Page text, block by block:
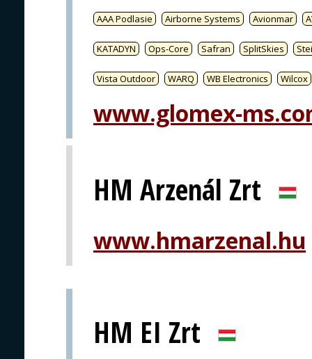
AAA Podlasie Airborne Systems Avionmar
KATADYN Ops-Core Safran SplitSkies
Vista Outdoor WARQ WB Electronics Wilcox
www.glomex-
HM Arzenál Zrt
www.hmarzenal.hu
HM EI Zrt